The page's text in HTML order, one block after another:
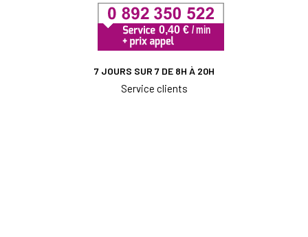
7 JOURS SUR 7 DE 8H À 20H
Service clients